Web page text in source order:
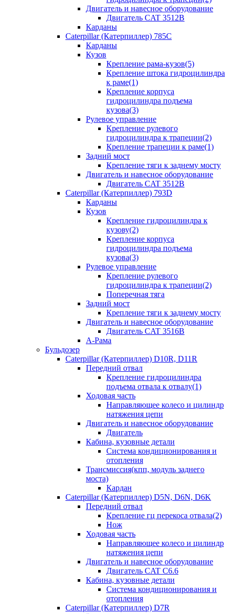
Двигатель и навесное оборудование
Двигатель CAT 3512B
Карданы
Caterpillar (Катерпиллер) 785C
Карданы
Кузов
Крепление рама-кузов(5)
Крепление штока гидроцилиндра
к раме(1)
Крепление корпуса
гидроцилиндра подъема
кузова(3)
Рулевое управление
Крепление рулевого
гидроцилиндра к трапеции(2)
Крепление трапеции к раме(1)
Задний мост
Крепление тяги к заднему мосту
Двигатель и навесное оборудование
Двигатель CAT 3512B
Caterpillar (Катерпиллер) 793D
Карданы
Кузов
Крепление гидроцилиндра к
кузову(2)
Крепление корпуса
гидроцилиндра подъема
кузова(3)
Рулевое управление
Крепление рулевого
гидроцилиндра к трапеции(2)
Поперечная тяга
Задний мост
Крепление тяги к заднему мосту
Двигатель и навесное оборудование
Двигатель CAT 3516B
А-Рама
Бульдозер
Caterpillar (Катерпиллер) D10R, D11R
Передний отвал
Крепление гидроцилиндра
подъема отвала к отвалу(1)
Ходовая часть
Направляющее колесо и цилиндр
натяжения цепи
Двигатель и навесное оборудование
Двигатель
Кабина, кузовные детали
Система кондиционирования и
отопления
Трансмиссия(кпп, модуль заднего
моста)
Кардан
Caterpillar (Катерпиллер) D5N, D6N, D6K
Передний отвал
Крепление гц перекоса отвала(2)
Нож
Ходовая часть
Направляющее колесо и цилиндр
натяжения цепи
Двигатель и навесное оборудование
Двигатель CAT C6.6
Кабина, кузовные детали
Система кондиционирования и
отопления
Caterpillar (Катерпиллер) D7R